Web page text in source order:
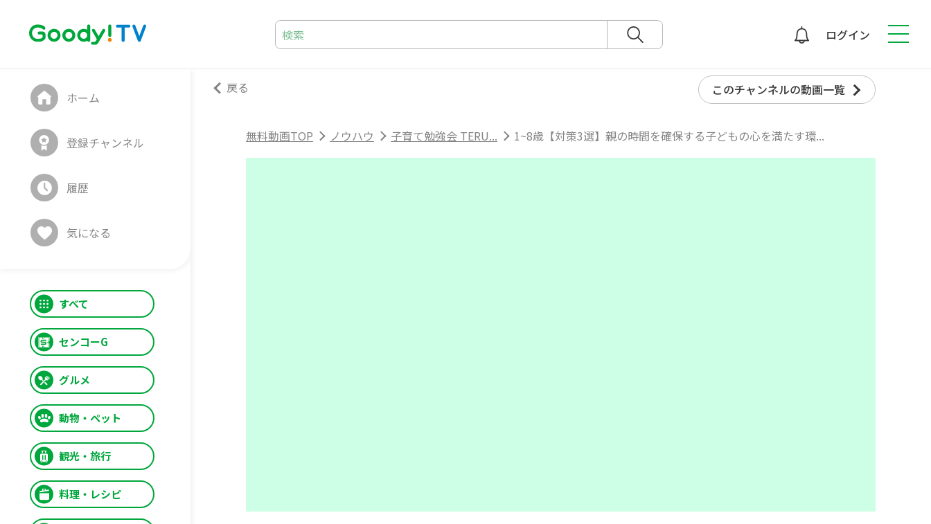
ログイン
ホーム
登録チャンネル
履歴
気になる
すべて
センコーG
グルメ
動物・ペット
観光・旅行
料理・レシピ
戻る このチャンネルの動画一覧
無料動画TOP ノウハウ 子育て勉強会 TERU... 1~8歳【対策3選】親の時間を確保する子どもの心を満たす環...